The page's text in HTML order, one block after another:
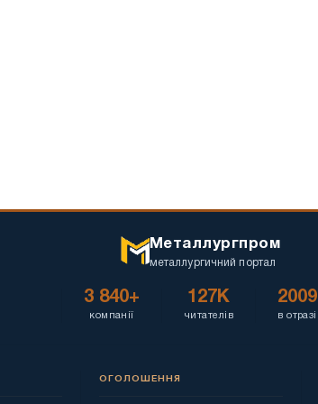
Металлургпром
металлургичний портал
3 840+
компанії
127K
читателів
2009
в отразі
ОГОЛОШЕННЯ